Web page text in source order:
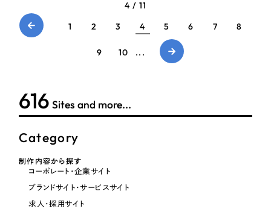
616 Sites and more...
Category
制作内容から探す
コーポレート・企業サイト
ブランドサイト・サービスサイト
求人・採用サイト
4 / 11
1
2 3 4 5 6 7 8
9 10 ...